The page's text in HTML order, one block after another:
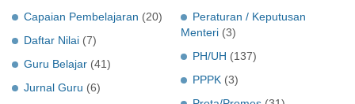
Capaian Pembelajaran (20)
Daftar Nilai (7)
Guru Belajar (41)
Jurnal Guru (6)
Peraturan / Keputusan
Menteri (3)
PH/UH (137)
PPPK (3)